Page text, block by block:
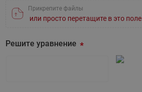
Прикрепите файлы
или просто перетащите в это поле
Решите уравнение